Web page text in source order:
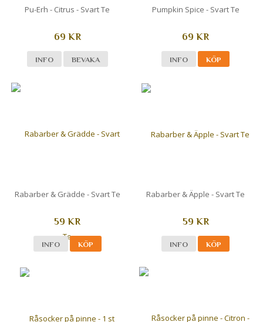
Pu-Erh - Citrus - Svart Te
69 KR
INFO BEVAKA
Pumpkin Spice - Svart Te
69 KR
INFO KÖP
Rabarber & Grädde - Svart Te
59 KR
INFO KÖP
Rabarber & Äpple - Svart Te
59 KR
INFO KÖP